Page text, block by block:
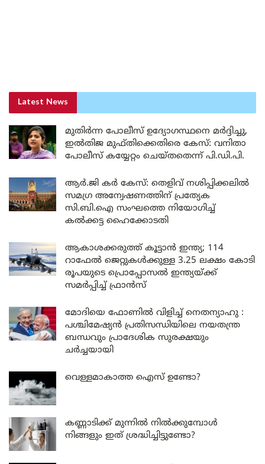
Latest News
മുതിർന്ന പോലീസ് ഉദ്യോഗസ്ഥനെ മർദ്ദിച്ചു,
ഇൽതിജ മുഫ്തിക്കെതിരെ കേസ്: വനിതാ
പോലീസ് കയ്യേറ്റം ചെയ്തതെന്ന് പി.ഡി.പി.
ആർ.ജി കർ കേസ്: തെളിവ് നശിപ്പിക്കലിൽ
സമഗ്ര അന്വേഷണത്തിന് പ്രത്യേക
സി.ബി.ഐ സംഘത്തെ നിയോഗിച്ച്
കൽക്കട്ട ഹൈക്കോടതി
ആകാശക്കരുത്ത് കൂട്ടാൻ ഇന്ത്യ; 114
റാഫേൽ ജെറ്റുകൾക്കുള്ള 3.25 ലക്ഷം കോടി
രൂപയുടെ പ്രൊപ്പോസൽ ഇന്ത്യയ്ക്ക്
സമർപ്പിച്ച് ഫ്രാൻസ്
മോദിയെ ഫോണിൽ വിളിച്ച് നെതന്യാഹു :
പശ്ചിമേഷ്യൻ പ്രതിസന്ധിയിലെ നയതന്ത്ര
ബന്ധവും പ്രാദേശിക സുരക്ഷയും
ചർച്ചയായി
വെള്ളമാകാത്ത ഐസ് ഉണ്ടോ?
കണ്ണാടിക്ക് മുന്നിൽ നിൽക്കുമ്പോൾ
നിങ്ങളും ഇത് ശ്രദ്ധിച്ചിട്ടുണ്ടോ?